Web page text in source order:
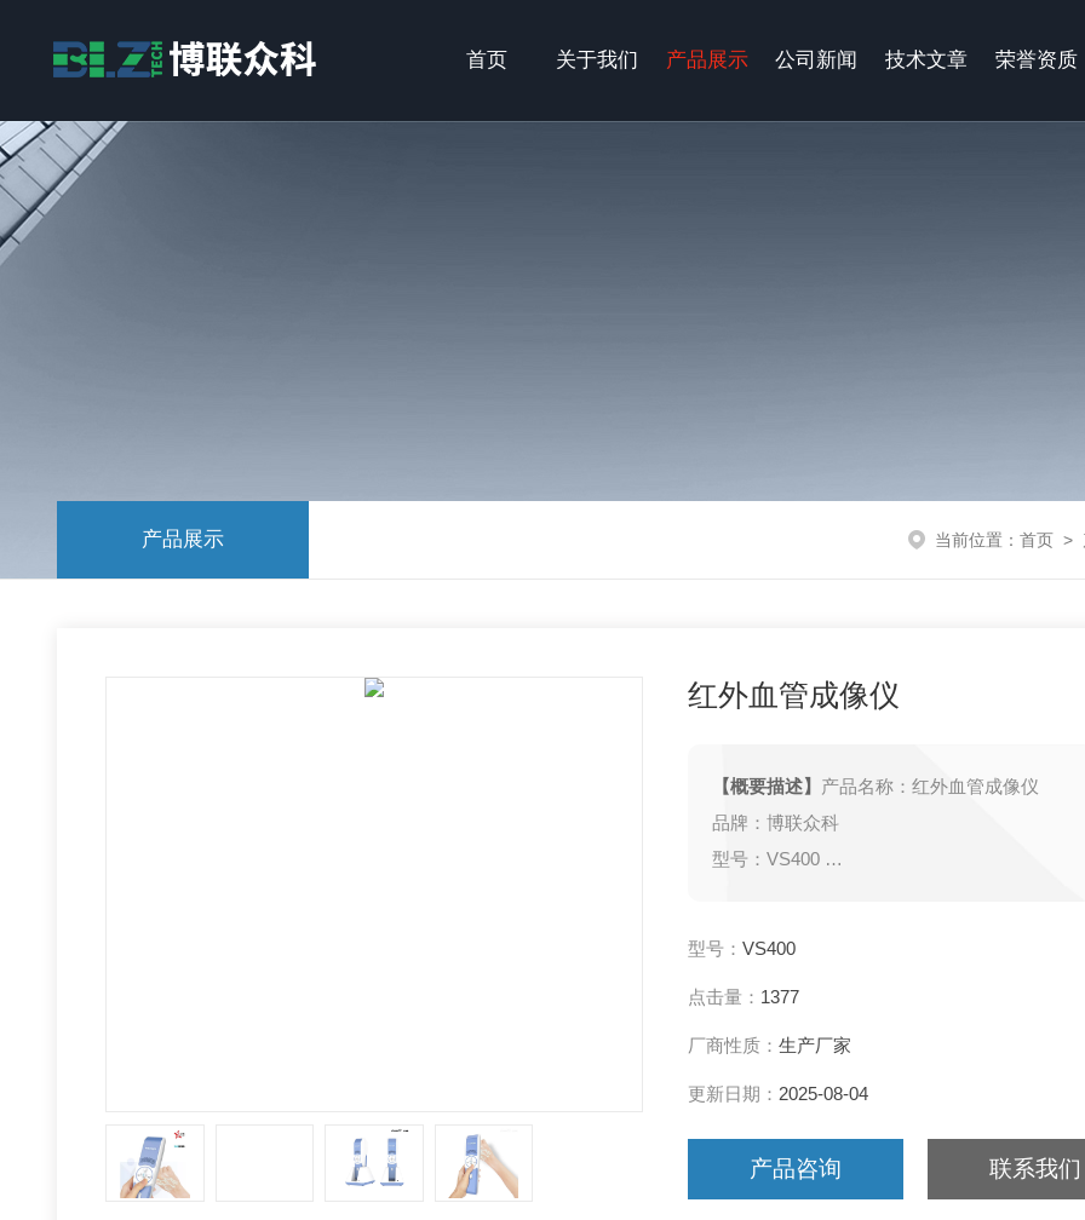
首页 关于我们 产品展示 公司新闻 技术文章 荣誉资质
产品展示 当前位置： 首页 >
红外血管成像仪
【概要描述】 产品名称：红外血管成像仪
品牌：博联众科
型号：VS400
备案号：鄂汉械备20150252号
型号： VS400
点击量： 1377
厂商性质： 生产厂家
更新日期： 2025-08-04
产品咨询 联系我们